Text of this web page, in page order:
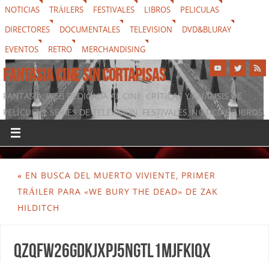
NOTICIAS TRÁILERS FESTIVALES LIBROS
PELICULAS
DIRECTORES
DOCUMENTALES TELEVISION
DVD&BLURAY
EVENTOS
RETRO MERCHANDISING
FANTASIA CINE SIN CORTAPISAS
FANTASIA, WEB DEDICADA AL CINE, CRÍTICAS Y ANÁLISIS DE
PELÍCULAS, SERIES DE TELEVISIÓN, FESTIVALES, NOTICIAS, LIBROS,
DVD & BLURAY, MERCHANDISING Y TODO LO QUE RODEA AL
SÉPTIMO ARTE
« EN BUSCA DEL MUERTO VIVIENTE, PRIMER
TRÁILER PARA «WE BURY THE DEAD» DE ZAK
HILDITCH
qZQfW26GDkJxPj5NgTl1mjfkiqx